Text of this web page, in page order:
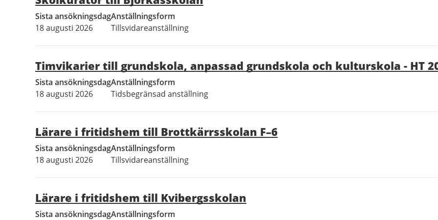
Sista ansökningsdag
18 augusti 2026
Anställningsform
Tillsvidareanställning
Timvikarier till grundskola, anpassad grundskola och kulturskola - HT
Sista ansökningsdag
18 augusti 2026
Anställningsform
Tidsbegränsad anställning
Lärare i fritidshem till Brottkärrsskolan F–6
Sista ansökningsdag
18 augusti 2026
Anställningsform
Tillsvidareanställning
Lärare i fritidshem till Kvibergsskolan
Sista ansökningsdagAnställningsform